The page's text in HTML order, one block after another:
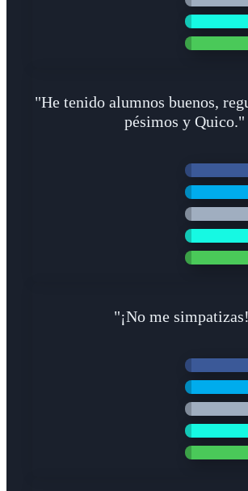
"He tenido alumnos buenos,
pésimos y Quico."
"¡No me